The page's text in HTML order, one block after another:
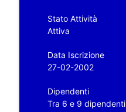
Stato Attività
Attiva
Data Iscrizione
27-02-2002
Dipendenti
Tra 6 e 9 dipendenti